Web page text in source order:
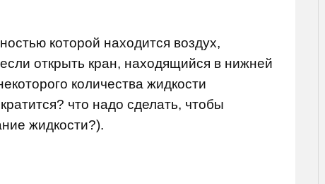
которой находится воздух,
открыть кран, находящийся в нижней
количества жидкости
что надо сделать, чтобы
жидкости?).